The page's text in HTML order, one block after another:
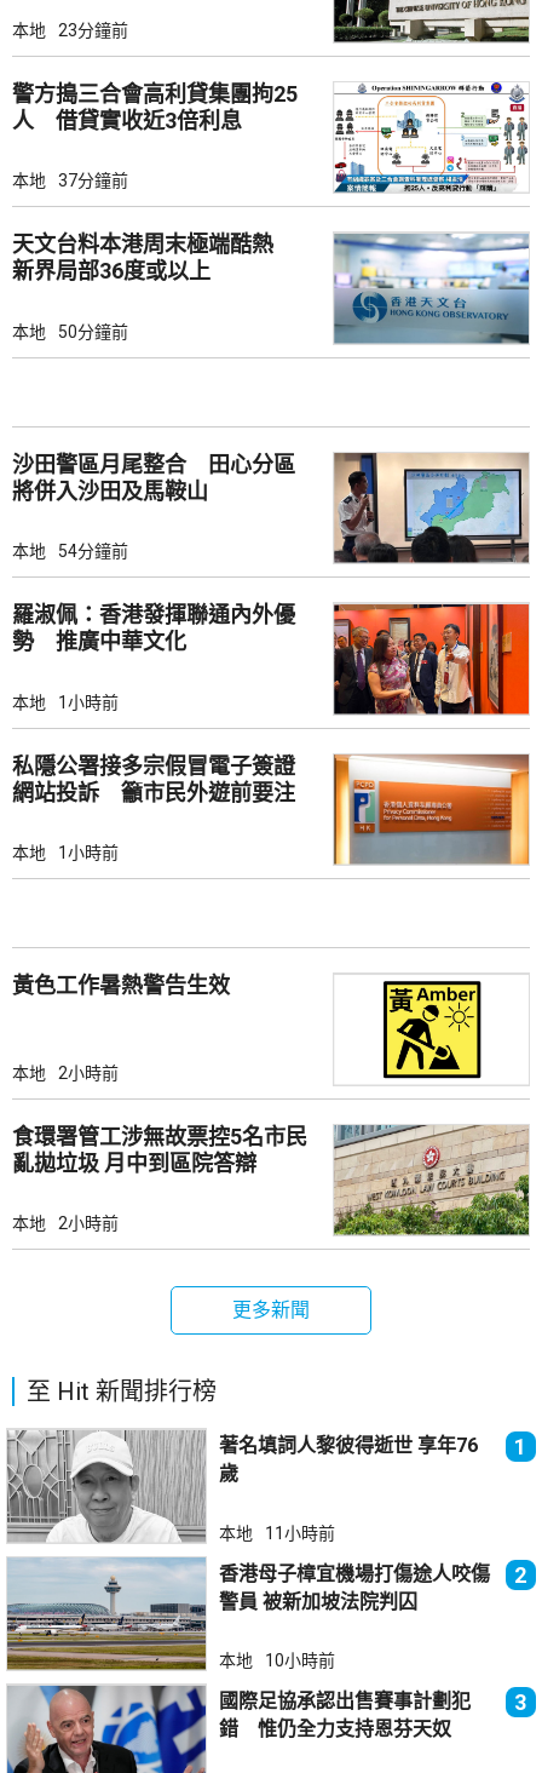
本地 23分鐘前
警方搗三合會高利貸集團拘25
人 借貸實收近3倍利息
本地 37分鐘前
天文台料本港周末極端酷熱
新界局部36度或以上
本地 50分鐘前
沙田警區月尾整合 田心分區
將併入沙田及馬鞍山
本地 54分鐘前
羅淑佩：香港發揮聯通內外優
勢 推廣中華文化
本地 1小時前
私隱公署接多宗假冒電子簽證
網站投訴 籲市民外遊前要注
本地 1小時前
黃色工作暑熱警告生效
本地 2小時前
食環署管工涉無故票控5名市民
亂拋垃圾 月中到區院答辯
本地 2小時前
更多新聞
至 Hit 新聞排行榜
著名填詞人黎彼得逝世 享年76
歲
1
本地 11小時前
香港母子樟宜機場打傷途人咬傷
警員 被新加坡法院判囚
2
本地 10小時前
國際足協承認出售賽事計劃犯
錯 惟仍全力支持恩芬天奴
3